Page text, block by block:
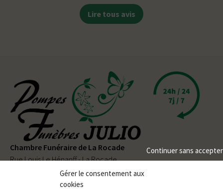
Gérer le consentement aux
cookies
Continuer sans accepter
Lire tous avis
Chambre Funéraire de La Rocade
Rue Louis Le Hénanff - La Rocade
56330 PLUVIGNER